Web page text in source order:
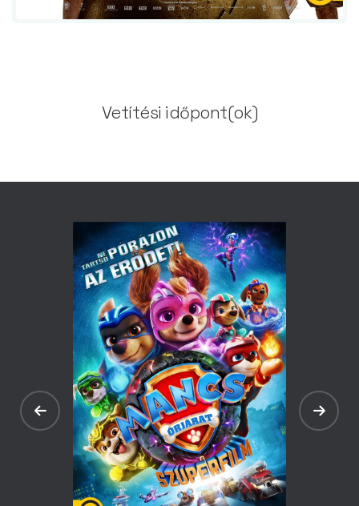
Vetítési időpont(ok)